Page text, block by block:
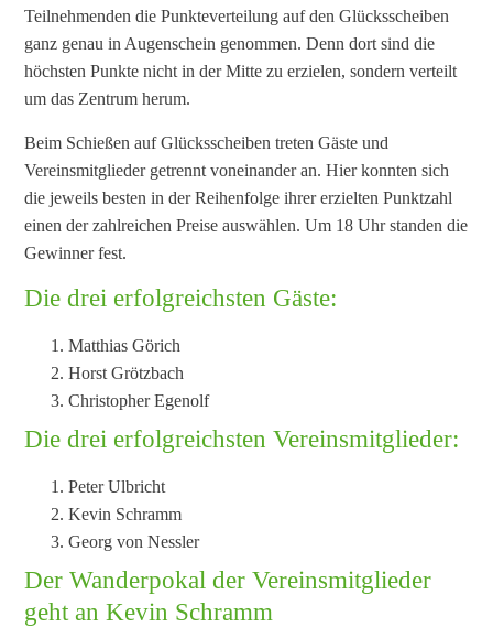
Teilnehmenden die Punkteverteilung auf den Glücksscheiben
ganz genau in Augenschein genommen. Denn dort sind die
höchsten Punkte nicht in der Mitte zu erzielen, sondern verteilt
um das Zentrum herum.
Beim Schießen auf Glücksscheiben treten Gäste und
Vereinsmitglieder getrennt voneinander an. Hier konnten sich
die jeweils besten in der Reihenfolge ihrer erzielten Punktzahl
einen der zahlreichen Preise auswählen. Um 18 Uhr standen die
Gewinner fest.
Die drei erfolgreichsten Gäste:
Matthias Görich
Horst Grötzbach
Christopher Egenolf
Die drei erfolgreichsten Vereinsmitglieder:
Peter Ulbricht
Kevin Schramm
Georg von Nessler
Der Wanderpokal der Vereinsmitglieder
geht an Kevin Schramm